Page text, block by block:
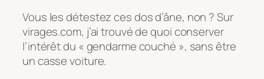
Vous les détestez ces dos d’âne, non ? Sur
virages.com, j’ai trouvé de quoi conserver
l’intérêt du « gendarme couché », sans être
un casse voiture.